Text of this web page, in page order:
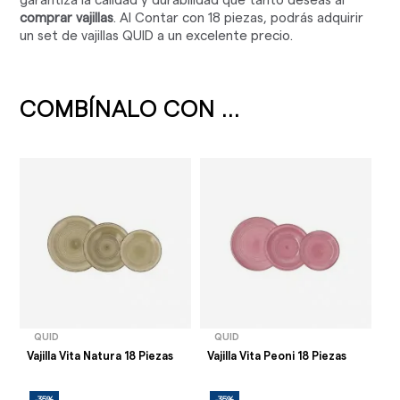
comprar vajillas. Al Contar con 18 piezas, podrás adquirir
un set de vajillas QUID a un excelente precio.
COMBÍNALO CON ...
QUID
Vajilla Vita Natura 18 Piezas
QUID
Vajilla Vita Peoni 18 Piezas